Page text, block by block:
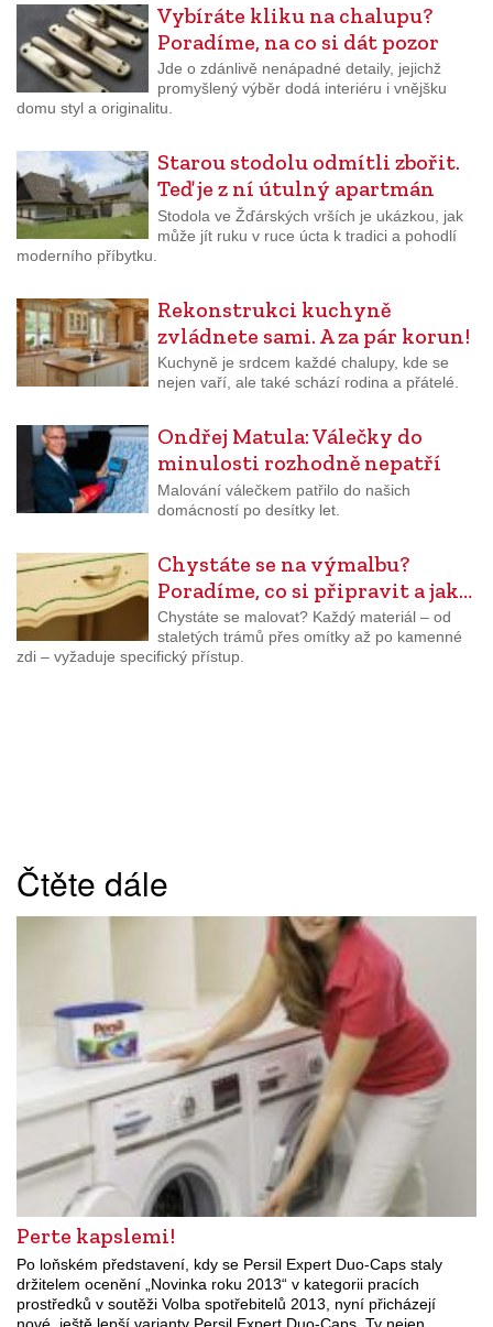
Vybíráte kliku na chalupu?
Poradíme, na co si dát pozor
Jde o zdánlivě nenápadné detaily, jejichž
promyšlený výběr dodá interiéru i vnějšku
domu styl a originalitu.
Starou stodolu odmítli zbořit.
Teď je z ní útulný apartmán
Stodola ve Žďárských vrších je ukázkou, jak
může jít ruku v ruce úcta k tradici a pohodlí
moderního příbytku.
Rekonstrukci kuchyně
zvládnete sami. A za pár korun!
Kuchyně je srdcem každé chalupy, kde se
nejen vaří, ale také schází rodina a přátelé.
Ondřej Matula: Válečky do
minulosti rozhodně nepatří
Malování válečkem patřilo do našich
domácností po desítky let.
Chystáte se na výmalbu?
Poradíme, co si připravit a jak…
Chystáte se malovat? Každý materiál – od
staletých trámů přes omítky až po kamenné
zdi – vyžaduje specifický přístup.
Čtěte dále
Perte kapslemi!
Po loňském představení, kdy se Persil Expert Duo-Caps staly
držitelem ocenění „Novinka roku 2013“ v kategorii pracích
prostředků v soutěži Volba spotřebitelů 2013, nyní přicházejí